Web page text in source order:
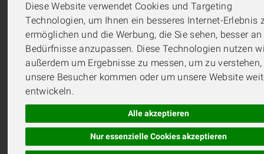
Diese Website verwendet Cookies und Targeting
Technologien, um Ihnen ein besseres Internet-Erlebnis
ermöglichen und die Werbung, die Sie sehen, besser an
Bedürfnisse anzupassen. Diese Technologien nutzen
außerdem um Ergebnisse zu messen, um zu
unsere Besucher kommen oder um unsere Website
entwickeln.
Alle akzeptieren
Nur essenzielle Cookies akzeptieren